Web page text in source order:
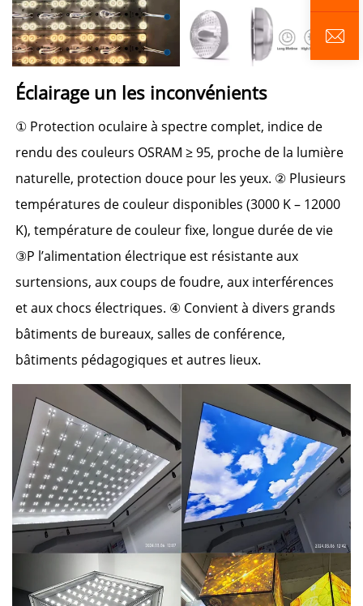
Éclairage un les inconvénients
① Protection oculaire à spectre complet, indice de
rendu des couleurs OSRAM ≥ 95, proche de la lumière
naturelle, protection douce pour les yeux. ② Plusieurs
températures de couleur disponibles (3000 K – 12000
③P l’alimentation électrique est résistante aux
surtensions, aux coups de foudre, aux interférences
et aux chocs électriques. ④ Convient à divers grands
bâtiments de bureaux, salles de conférence,
bâtiments pédagogiques et autres lieux.